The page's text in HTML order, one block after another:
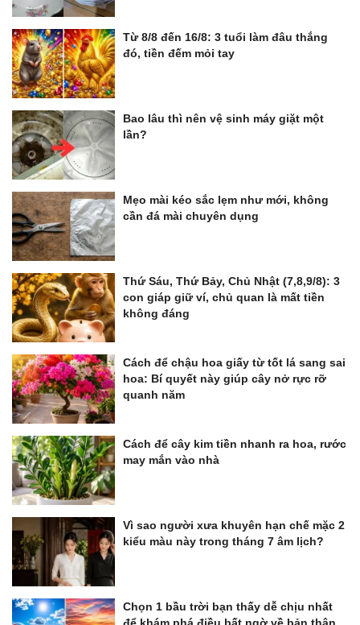
Từ 8/8 đến 16/8: 3 tuổi làm đâu thắng
đó, tiền đếm mỏi tay
Bao lâu thì nên vệ sinh máy giặt một
lần?
Mẹo mài kéo sắc lẹm như mới, không
cần đá mài chuyên dụng
Thứ Sáu, Thứ Bảy, Chủ Nhật (7,8,9/8): 3
con giáp giữ ví, chủ quan là mất tiền
không đáng
Cách để chậu hoa giấy từ tốt lá sang sai
hoa: Bí quyết này giúp cây nở rực rỡ
quanh năm
Cách để cây kim tiền nhanh ra hoa, rước
may mắn vào nhà
Vì sao người xưa khuyên hạn chế mặc 2
kiểu màu này trong tháng 7 âm lịch?
Chọn 1 bầu trời bạn thấy dễ chịu nhất